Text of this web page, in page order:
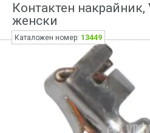
Контактен накрайник,
женски
Каталожен номер: 13449